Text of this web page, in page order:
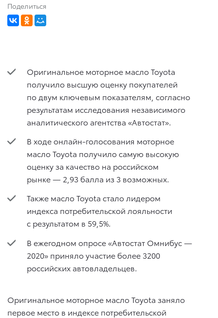
Поделиться
Оригинальное моторное масло Toyota
получило высшую оценку покупателей
по двум ключевым показателям, согласно
результатам исследования независимого
аналитического агентства «Автостат».
В ходе онлайн-голосования моторное
масло Toyota получило самую высокую
оценку за качество на российском
рынке — 2,93 балла из 3 возможных.
Также масло Toyota стало лидером
индекса потребительской лояльности
с результатом в 59,5%.
В ежегодном опросе «Автостат Омнибус —
2020» приняло участие более 3200
российских автовладельцев.
Оригинальное моторное масло Toyota заняло
первое место в индексе потребительской